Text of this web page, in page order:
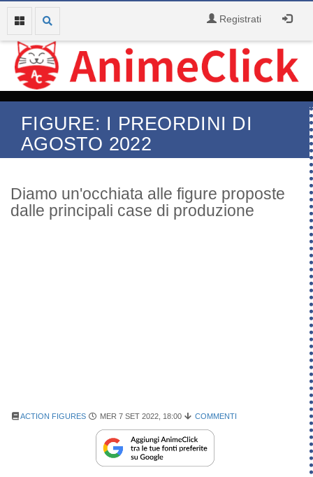
Registrati
FIGURE: I PREORDINI DI
AGOSTO 2022
Diamo un'occhiata alle figure proposte
dalle principali case di produzione
ACTION FIGURES MER 7 SET 2022, 18:00 COMMENTI